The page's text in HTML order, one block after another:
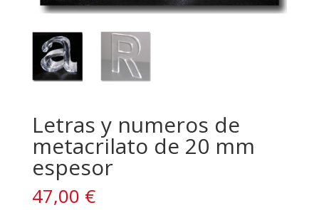
Letras y numeros de
metacrilato de 20 mm
espesor
47,00 €